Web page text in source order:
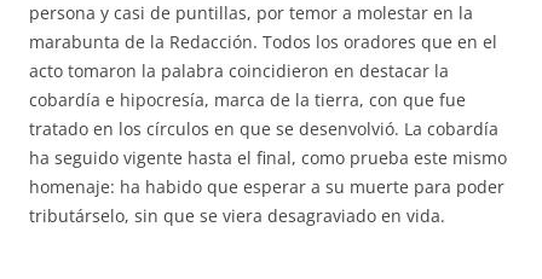
persona y casi de puntillas, por temor a molestar en la
marabunta de la Redacción. Todos los oradores que en el
acto tomaron la palabra coincidieron en destacar la
cobardía e hipocresía, marca de la tierra, con que fue
tratado en los círculos en que se desenvolvió. La cobardía
ha seguido vigente hasta el final, como prueba este mismo
homenaje: ha habido que esperar a su muerte para poder
tributárselo, sin que se viera desagraviado en vida.